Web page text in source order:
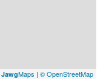
JawgMaps | © OpenStreetMap